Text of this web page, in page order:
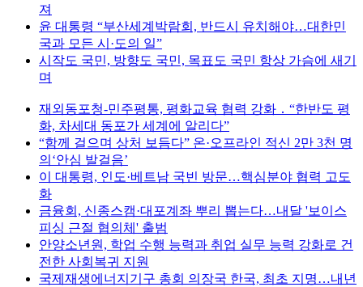
져
윤 대통령 “부산세계박람회, 반드시 유치해야…대한민
국과 모든 시·도의 일”
시작도 국민, 방향도 국민, 목표도 국민 항상 가슴에 새기
며
재외동포청-민주평통, 평화교육 협력 강화 ․ “한반도 평
화, 차세대 동포가 세계에 알리다”
“함께 걸으며 상처 보듬다” 온·오프라인 적신 2만 3천 명
의‘안심 발걸음’
이 대통령, 인도·베트남 국빈 방문…핵심분야 협력 고도
화
금융회, 신종스캠·대포계좌 뿌리 뽑는다…내달 '보이스
피싱 근절 협의체' 출범
안양소년원, 학업 수행 능력과 취업 실무 능력 강화로 건
전한 사회복귀 지원
국제재생에너지기구 총회 의장국 한국, 최초 지명…내년